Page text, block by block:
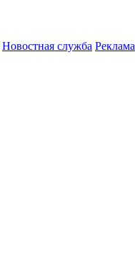
Новостная служба Реклама